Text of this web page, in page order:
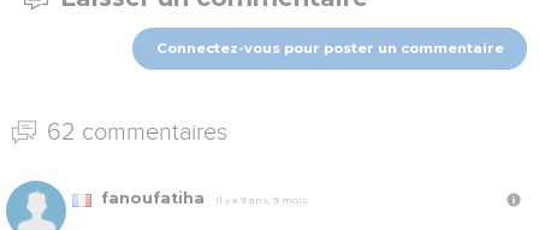
Connectez-vous pour poster un commentaire
62 commentaires
fanoufatiha Il y a 9 ans, 9 mois